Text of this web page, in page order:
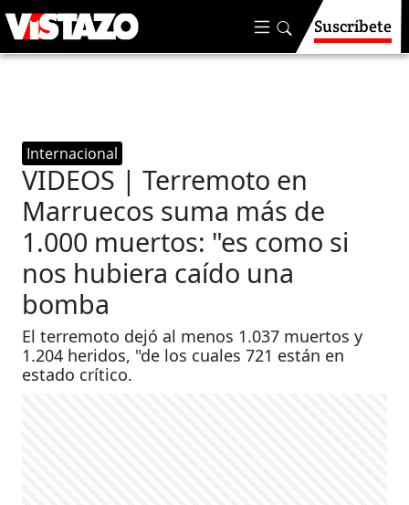
Suscríbete
Internacional
VIDEOS | Terremoto en
Marruecos suma más de
1.000 muertos: "es como si
nos hubiera caído una
bomba
El terremoto dejó al menos 1.037 muertos y
1.204 heridos, "de los cuales 721 están en
estado crítico.